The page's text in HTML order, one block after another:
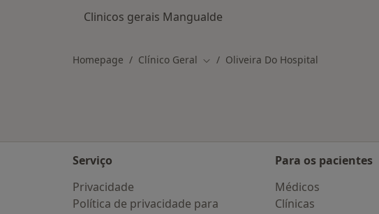
Clinicos gerais Mangualde
Homepage Clínico Geral Mudar de cidade
Oliveira Do Hospital
Serviço
Privacidade
Política de privacidade para
Para os pacientes
Médicos
Clínicas